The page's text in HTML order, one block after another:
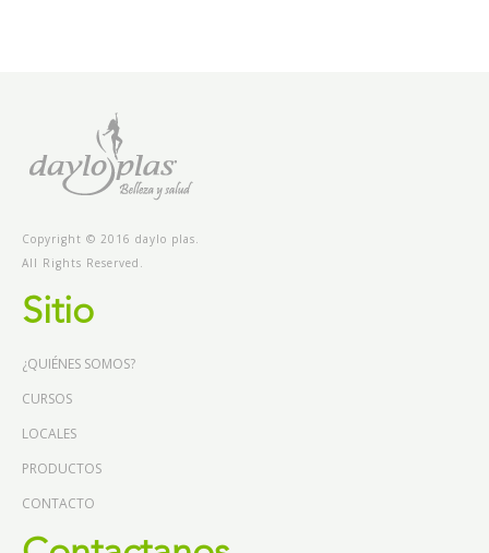
Copyright © 2016 daylo plas.
All Rights Reserved.
Sitio
¿QUIÉNES SOMOS?
CURSOS
LOCALES
PRODUCTOS
CONTACTO